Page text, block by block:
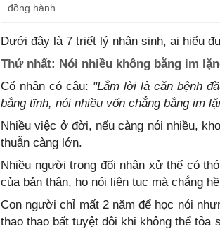
đồng hành
Dưới đây là 7 triết lý nhân sinh, ai hiểu
Thứ nhất: Nói nhiều không bằng im
Cổ nhân có câu: "Lắm lời là căn bệnh
bằng tĩnh, nói nhiều vốn chẳng bằng im
Nhiều việc ở đời, nếu càng nói nhiều,
thuẫn càng lớn.
Nhiều người trong đối nhân xử thế có
của bản thân, họ nói liên tục mà chẳng
Con người chỉ mất 2 năm để học nói
thao thao bất tuyệt đôi khi không thể